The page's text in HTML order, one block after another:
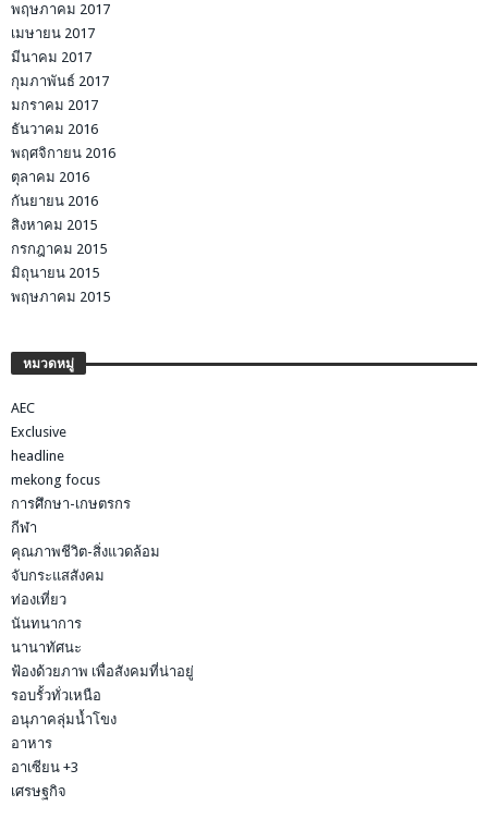
พฤษภาคม 2017
เมษายน 2017
มีนาคม 2017
กุมภาพันธ์ 2017
มกราคม 2017
ธันวาคม 2016
พฤศจิกายน 2016
ตุลาคม 2016
กันยายน 2016
สิงหาคม 2015
กรกฎาคม 2015
มิถุนายน 2015
พฤษภาคม 2015
หมวดหมู่
AEC
Exclusive
headline
mekong focus
การศึกษา-เกษตรกร
กีฬา
คุณภาพชีวิต-สิ่งแวดล้อม
จับกระแสสังคม
ท่องเที่ยว
นันทนาการ
นานาทัศนะ
ฟ้องด้วยภาพ เพื่อสังคมที่น่าอยู่
รอบรั้วทั่วเหนือ
อนุภาคลุ่มน้ำโขง
อาหาร
อาเซียน +3
เศรษฐกิจ